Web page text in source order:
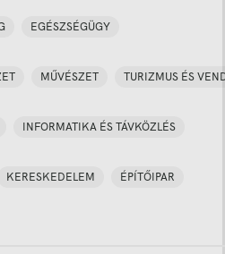
EGÉSZSÉGÜGY
MŰVÉSZET TURIZMUS ÉS
INFORMATIKA ÉS TÁVKÖZLÉS
KERESKEDELEM ÉPÍTŐIPAR